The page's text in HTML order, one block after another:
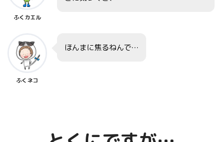
ふくカエル
ふくネコ
ほんまに焦るねんで…